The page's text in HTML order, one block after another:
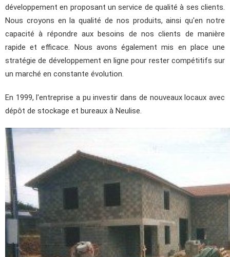
développement en proposant un service de qualité à ses clients.
Nous croyons en la qualité de nos produits, ainsi qu'en notre
capacité à répondre aux besoins de nos clients de manière
rapide et efficace. Nous avons également mis en place une
stratégie de développement en ligne pour rester compétitifs sur
un marché en constante évolution.
En 1999, l'entreprise a pu investir dans de nouveaux locaux avec
dépôt de stockage et bureaux à Neulise.